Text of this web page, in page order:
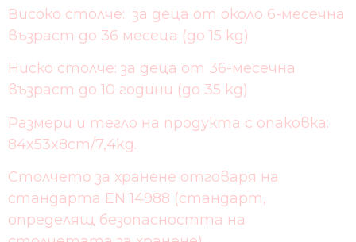
Високо столче: за деца от около 6-месечна
възраст до 36 месеца (до 15 kg)
Ниско столче: за деца от 36-месечна
възраст до 10 години (до 35 kg)
Размери и тегло на продукта с опаковка:
84x53x8cm/7,4kg.
Столчето за хранене отговаря на
стандарта EN 14988 (стандарт,
определящ безопасността на